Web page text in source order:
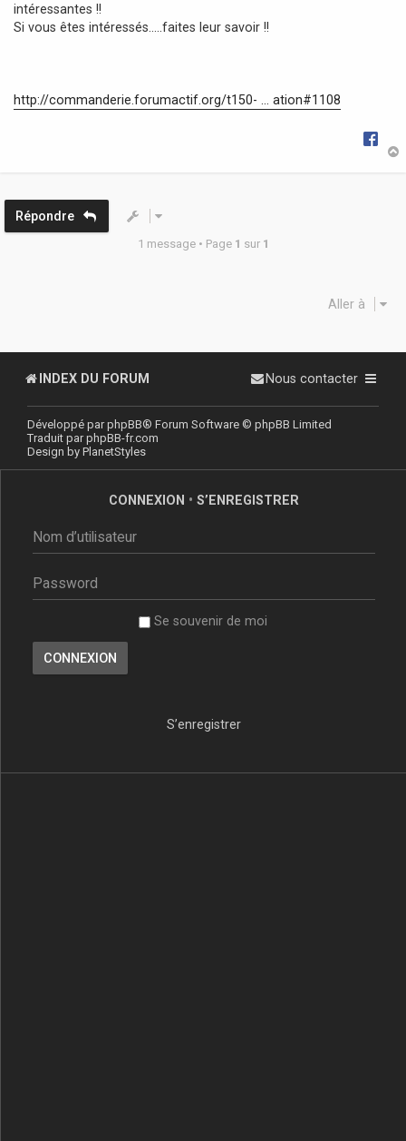
a
g
intéressantes !!
Si vous êtes intéressés.....faites leur savoir !!
http://commanderie.forumactif.org/t150- ... ation#1108
Répondre
1 message • Page 1 sur 1
Aller à
INDEX DU FORUM Nous contacter
Développé parphpBB® Forum Software © phpBB Limited
Traduit parphpBB-fr.com
Design by PlanetStyles
CONNEXION • S’ENREGISTRER
Se souvenir de moi
S’enregistrer